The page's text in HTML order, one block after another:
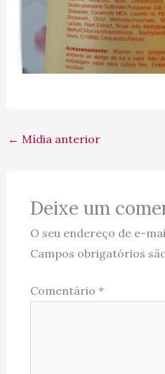
← Mídia anterior
Deixe um
O seu endereço de e-
Campos obrigatórios
Comentário *